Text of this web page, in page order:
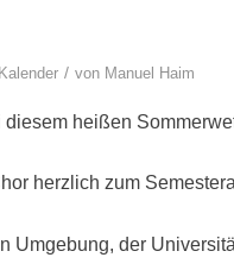
Kalender / von Manuel Haim
heißen
herzlich zum
Umgebung, der